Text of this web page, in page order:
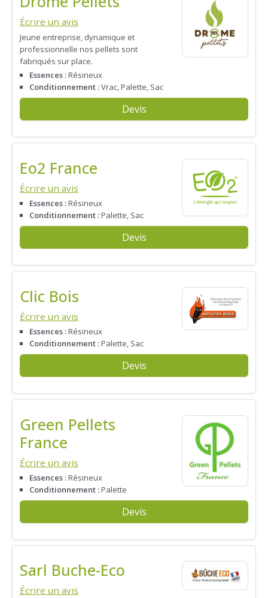
Écrire un avis
Jeune entreprise, dynamique et
professionnelle nos pellets sont
fabriqués sur place.
Essences :Résineux
Conditionnement :Vrac, Palette, Sac
Devis
Eo2 France
Écrire un avis
Essences :Résineux
Conditionnement :Palette, Sac
Devis
Clic Bois
Écrire un avis
Essences :Résineux
Conditionnement :Palette, Sac
Devis
Green Pellets
France
Écrire un avis
Essences :Résineux
Conditionnement :Palette
Devis
Sarl Buche-Eco
Écrire un avis